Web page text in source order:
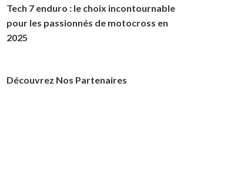
Tech 7 enduro : le choix incontournable
pour les passionnés de motocross en
2025
Découvrez Nos Partenaires